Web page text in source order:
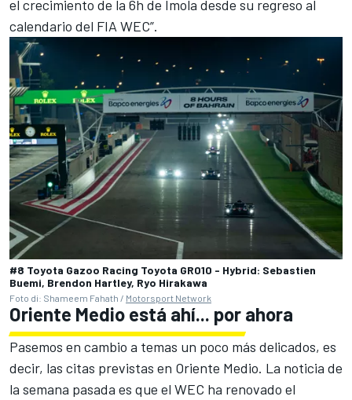
el crecimiento de la 6h de Imola desde su regreso al
calendario del FIA WEC”.
#8 Toyota Gazoo Racing Toyota GR010 - Hybrid: Sebastien
Buemi, Brendon Hartley, Ryo Hirakawa
Foto di: Shameem Fahath / Motorsport Network
Oriente Medio está ahí... por ahora
Pasemos en cambio a temas un poco más delicados, es
decir, las citas previstas en Oriente Medio. La noticia de
la semana pasada es que el WEC ha renovado el